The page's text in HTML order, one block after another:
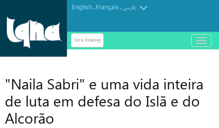
English. Français.فارسی
Versi Desktop
باز
و
منو"Naila Sabri" e uma vida inteira
de luta em defesa do Islã e do
Alcorão